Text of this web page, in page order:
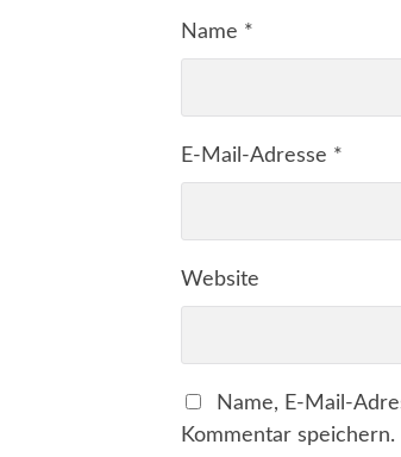
Name *
E-Mail-Adresse *
Website
Name, E-Mail-
Kommentar speichern.